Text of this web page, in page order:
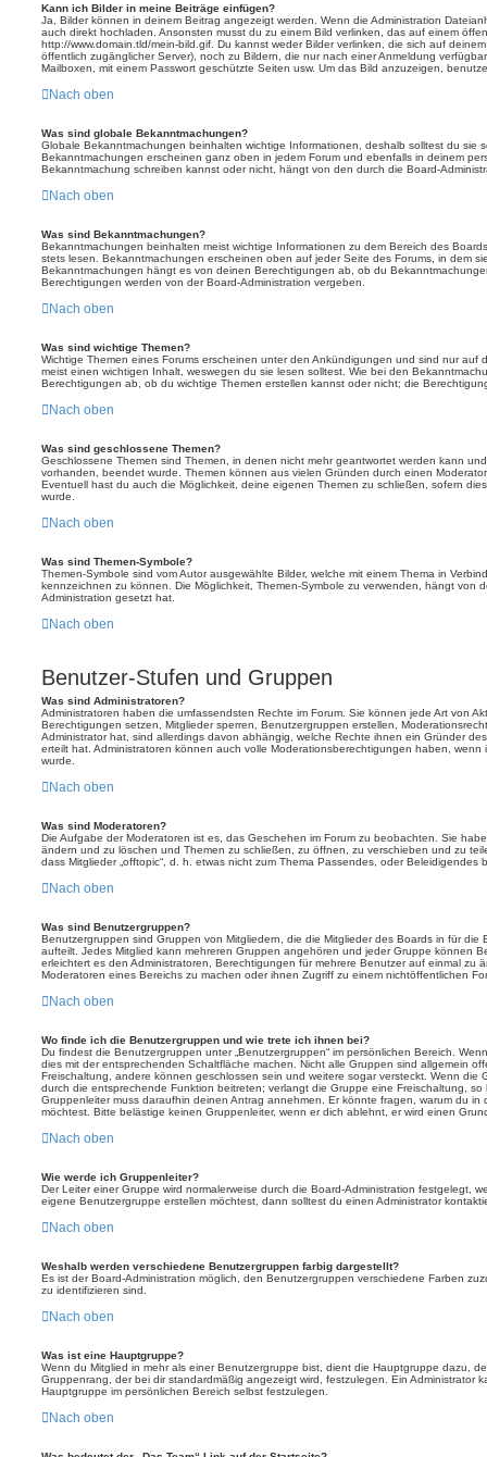
Kann ich Bilder in meine Beiträge einfügen?
Ja, Bilder können in deinem Beitrag angezeigt werden. Wenn die Administration
auch direkt hochladen. Ansonsten musst du zu einem Bild verlinken, das auf einem
http://www.domain.tld/mein-bild.gif. Du kannst weder Bilder verlinken, die sich auf
öffentlich zugänglicher Server), noch zu Bildern, die nur nach einer Anmeldung
Mailboxen, mit einem Passwort geschützte Seiten usw. Um das Bild anzuzeigen,
Nach oben
Was sind globale Bekanntmachungen?
Globale Bekanntmachungen beinhalten wichtige Informationen, deshalb solltest du sie
Bekanntmachungen erscheinen ganz oben in jedem Forum und ebenfalls in deinem
Bekanntmachung schreiben kannst oder nicht, hängt von den durch die Board-
Nach oben
Was sind Bekanntmachungen?
Bekanntmachungen beinhalten meist wichtige Informationen zu dem Bereich des
stets lesen. Bekanntmachungen erscheinen oben auf jeder Seite des Forums, in dem
Bekanntmachungen hängt es von deinen Berechtigungen ab, ob du
Berechtigungen werden von der Board-Administration vergeben.
Nach oben
Was sind wichtige Themen?
Wichtige Themen eines Forums erscheinen unter den Ankündigungen und sind nur auf
meist einen wichtigen Inhalt, weswegen du sie lesen solltest. Wie bei den
Berechtigungen ab, ob du wichtige Themen erstellen kannst oder nicht; die
Nach oben
Was sind geschlossene Themen?
Geschlossene Themen sind Themen, in denen nicht mehr geantwortet werden kann
vorhanden, beendet wurde. Themen können aus vielen Gründen durch einen
Eventuell hast du auch die Möglichkeit, deine eigenen Themen zu schließen, sofern
wurde.
Nach oben
Was sind Themen-Symbole?
Themen-Symbole sind vom Autor ausgewählte Bilder, welche mit einem Thema in
kennzeichnen zu können. Die Möglichkeit, Themen-Symbole zu verwenden, hängt von
Administration gesetzt hat.
Nach oben
Benutzer-Stufen und Gruppen
Was sind Administratoren?
Administratoren haben die umfassendsten Rechte im Forum. Sie können jede Art von
Berechtigungen setzen, Mitglieder sperren, Benutzergruppen erstellen,
Administrator hat, sind allerdings davon abhängig, welche Rechte ihnen ein Gründer
erteilt hat. Administratoren können auch volle Moderationsberechtigungen haben,
wurde.
Nach oben
Was sind Moderatoren?
Die Aufgabe der Moderatoren ist es, das Geschehen im Forum zu beobachten. Sie
ändern und zu löschen und Themen zu schließen, zu öffnen, zu verschieben und zu
dass Mitglieder „offtopic“, d. h. etwas nicht zum Thema Passendes, oder Beleidigendes
Nach oben
Was sind Benutzergruppen?
Benutzergruppen sind Gruppen von Mitgliedern, die die Mitglieder des Boards in für die
aufteilt. Jedes Mitglied kann mehreren Gruppen angehören und jeder Gruppe können
erleichtert es den Administratoren, Berechtigungen für mehrere Benutzer auf einmal zu
Moderatoren eines Bereichs zu machen oder ihnen Zugriff zu einem nichtöffentlichen
Nach oben
Wo finde ich die Benutzergruppen und wie trete ich ihnen bei?
Du findest die Benutzergruppen unter „Benutzergruppen“ im persönlichen Bereich.
dies mit der entsprechenden Schaltfläche machen. Nicht alle Gruppen sind allgemein
Freischaltung, andere können geschlossen sein und weitere sogar versteckt. Wenn die
durch die entsprechende Funktion beitreten; verlangt die Gruppe eine Freischaltung,
Gruppenleiter muss daraufhin deinen Antrag annehmen. Er könnte fragen, warum du in
möchtest. Bitte belästige keinen Gruppenleiter, wenn er dich ablehnt, er wird einen
Nach oben
Wie werde ich Gruppenleiter?
Der Leiter einer Gruppe wird normalerweise durch die Board-Administration festgelegt,
eigene Benutzergruppe erstellen möchtest, dann solltest du einen Administrator
Nach oben
Weshalb werden verschiedene Benutzergruppen farbig dargestellt?
Es ist der Board-Administration möglich, den Benutzergruppen verschiedene Farben
zu identifizieren sind.
Nach oben
Was ist eine Hauptgruppe?
Wenn du Mitglied in mehr als einer Benutzergruppe bist, dient die Hauptgruppe dazu,
Gruppenrang, der bei dir standardmäßig angezeigt wird, festzulegen. Ein Administrator
Hauptgruppe im persönlichen Bereich selbst festzulegen.
Nach oben